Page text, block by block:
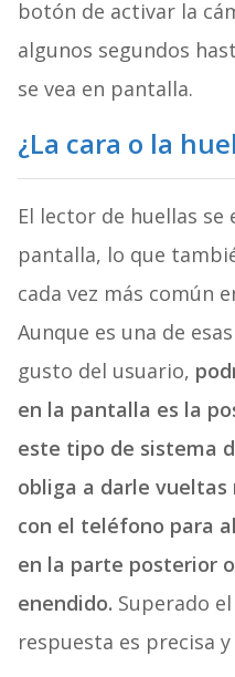
botón de activar la
algunos segundos
se vea en pantalla.
¿La cara o la
El lector de huellas
pantalla, lo que
cada vez más común
Aunque es una de
gusto del usuario,
en la pantalla es la
este tipo de sistema
obliga a darle vueltas
con el teléfono para
en la parte posterior
enendido. Superado
respuesta es precisa